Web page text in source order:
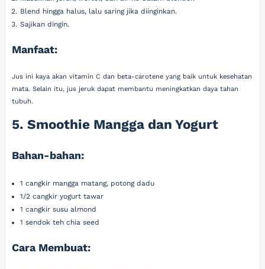
Blend hingga halus, lalu saring jika diinginkan.
Sajikan dingin.
Manfaat:
Jus ini kaya akan vitamin C dan beta-carotene yang baik untuk kesehatan
mata. Selain itu, jus jeruk dapat membantu meningkatkan daya tahan
tubuh.
5. Smoothie Mangga dan Yogurt
Bahan-bahan:
1 cangkir mangga matang, potong dadu
1/2 cangkir yogurt tawar
1 cangkir susu almond
1 sendok teh chia seed
Cara Membuat: